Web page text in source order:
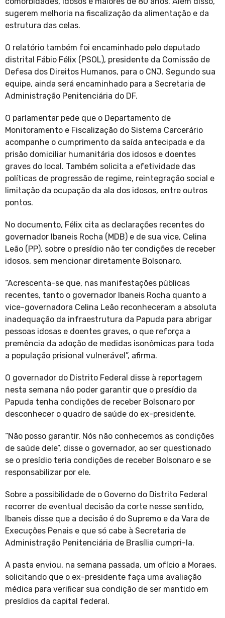
sugerem melhoria na fiscalização da alimentação e da
estrutura das celas.
O relatório também foi encaminhado pelo deputado
distrital Fábio Félix (PSOL), presidente da Comissão de
Defesa dos Direitos Humanos, para o CNJ. Segundo sua
equipe, ainda será encaminhado para a Secretaria de
Administração Penitenciária do DF.
O parlamentar pede que o Departamento de
Monitoramento e Fiscalização do Sistema Carcerário
acompanhe o cumprimento da saída antecipada e da
prisão domiciliar humanitária dos idosos e doentes
graves do local. Também solicita a efetividade das
políticas de progressão de regime, reintegração social e
limitação da ocupação da ala dos idosos, entre outros
pontos.
No documento, Félix cita as declarações recentes do
governador Ibaneis Rocha (MDB) e de sua vice, Celina
Leão (PP), sobre o presídio não ter condições de receber
idosos, sem mencionar diretamente Bolsonaro.
“Acrescenta-se que, nas manifestações públicas
recentes, tanto o governador Ibaneis Rocha quanto a
vice-governadora Celina Leão reconheceram a absoluta
inadequação da infraestrutura da Papuda para abrigar
pessoas idosas e doentes graves, o que reforça a
premência da adoção de medidas isonômicas para toda
a população prisional vulnerável”, afirma.
O governador do Distrito Federal disse à reportagem
nesta semana não poder garantir que o presídio da
Papuda tenha condições de receber Bolsonaro por
desconhecer o quadro de saúde do ex-presidente.
“Não posso garantir. Nós não conhecemos as condições
de saúde dele”, disse o governador, ao ser questionado
se o presídio teria condições de receber Bolsonaro e se
responsabilizar por ele.
Sobre a possibilidade de o Governo do Distrito Federal
recorrer de eventual decisão da corte nesse sentido,
Ibaneis disse que a decisão é do Supremo e da Vara de
Execuções Penais e que só cabe à Secretaria de
Administração Penitenciária de Brasília cumpri-la.
A pasta enviou, na semana passada, um ofício a Moraes,
solicitando que o ex-presidente faça uma avaliação
médica para verificar sua condição de ser mantido em
presídios da capital federal.